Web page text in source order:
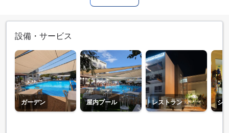
設備・サービス
ガーデン 屋内プール レストラン シ